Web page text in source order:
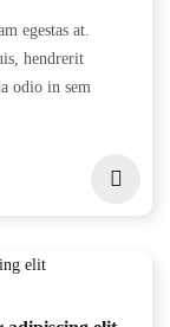
egestas at.
hendrerit
odio in sem